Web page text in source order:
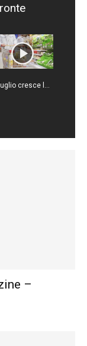
A luglio cresce la fiducia di consumatori e imprese
–